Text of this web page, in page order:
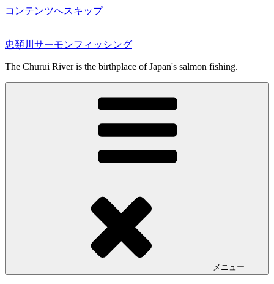
コンテンツへスキップ
忠類川サーモンフィッシング
The Churui River is the birthplace of Japan's salmon fishing.
メニュー